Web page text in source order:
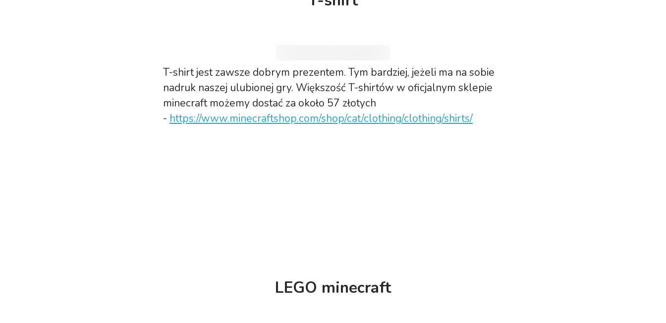
T-shirt jest zawsze dobrym prezentem. Tym bardziej, jeżeli ma na sobie
nadruk naszej ulubionej gry. Większość T-shirtów w oficjalnym sklepie
minecraft możemy dostać za około 57 złotych
- https://www.minecraftshop.com/shop/cat/clothing/clothing/shirts/
LEGO minecraft